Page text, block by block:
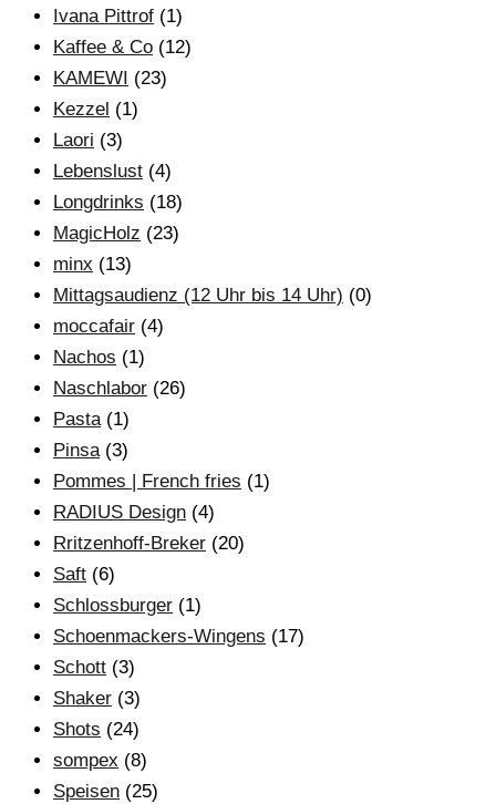
Ivana Pittrof (1)
Kaffee & Co (12)
KAMEWI (23)
Kezzel (1)
Laori (3)
Lebenslust (4)
Longdrinks (18)
MagicHolz (23)
minx (13)
Mittagsaudienz (12 Uhr bis 14 Uhr) (0)
moccafair (4)
Nachos (1)
Naschlabor (26)
Pasta (1)
Pinsa (3)
Pommes | French fries (1)
RADIUS Design (4)
Rritzenhoff-Breker (20)
Saft (6)
Schlossburger (1)
Schoenmackers-Wingens (17)
Schott (3)
Shaker (3)
Shots (24)
sompex (8)
Speisen (25)